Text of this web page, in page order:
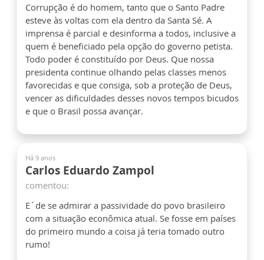
Corrupção é do homem, tanto que o Santo Padre
esteve às voltas com ela dentro da Santa Sé. A
imprensa é parcial e desinforma a todos, inclusive a
quem é beneficiado pela opção do governo petista.
Todo poder é constituído por Deus. Que nossa
presidenta continue olhando pelas classes menos
favorecidas e que consiga, sob a proteção de Deus,
vencer as dificuldades desses novos tempos bicudos
e que o Brasil possa avançar.
Há 9 anos
Carlos Eduardo Zampol
comentou:
E´de se admirar a passividade do povo brasileiro
com a situação econômica atual. Se fosse em países
do primeiro mundo a coisa já teria tomado outro
rumo!